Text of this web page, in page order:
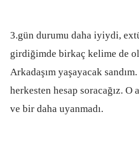
3.gün durumu daha iyiydi,
girdiğimde birkaç kelime de
Arkadaşım yaşayacak
herkesten hesap soracağız.
ve bir daha uyanmadı.